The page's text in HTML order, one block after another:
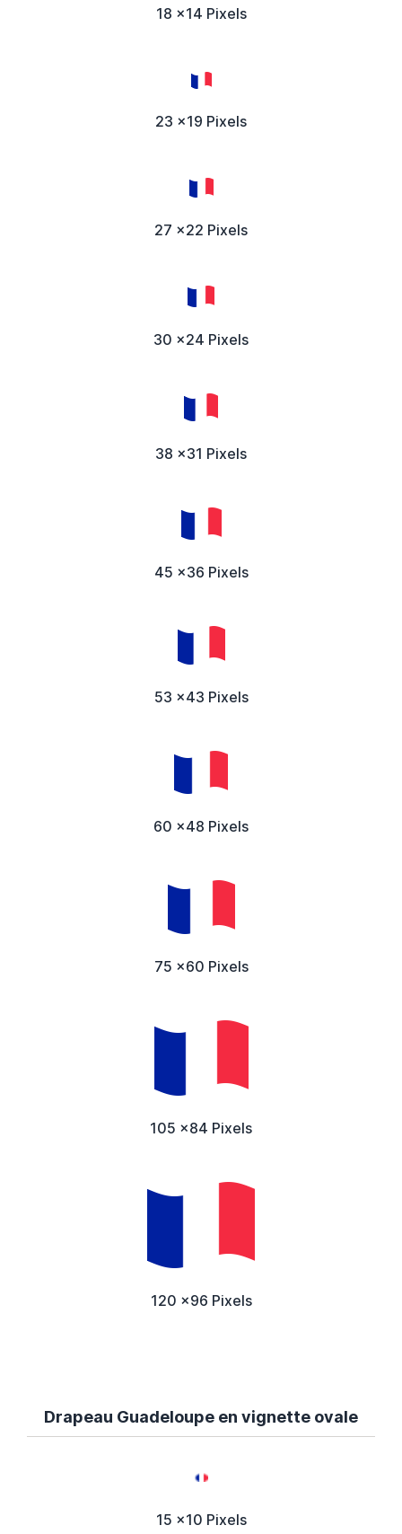
18 x14 Pixels
23 x19 Pixels
27 x22 Pixels
30 x24 Pixels
38 x31 Pixels
45 x36 Pixels
53 x43 Pixels
60 x48 Pixels
75 x60 Pixels
105 x84 Pixels
120 x96 Pixels
Drapeau Guadeloupe en vignette ovale
15 x10 Pixels